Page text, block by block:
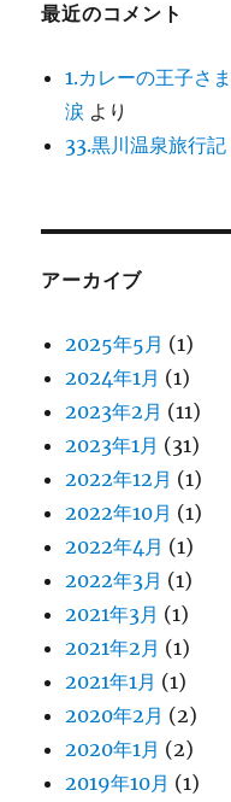
最近のコメント
1.カレーの王子さま
涙 より
33.黒川温泉旅行記
アーカイブ
2025年5月 (1)
2024年1月 (1)
2023年2月 (11)
2023年1月 (31)
2022年12月 (1)
2022年10月 (1)
2022年4月 (1)
2022年3月 (1)
2021年3月 (1)
2021年2月 (1)
2021年1月 (1)
2020年2月 (2)
2020年1月 (2)
2019年10月 (1)